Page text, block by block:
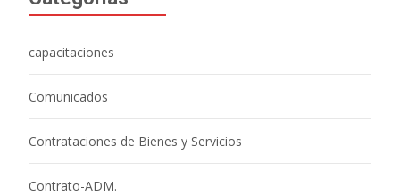
capacitaciones
Comunicados
Contrataciones de Bienes y Servicios
Contrato-ADM.